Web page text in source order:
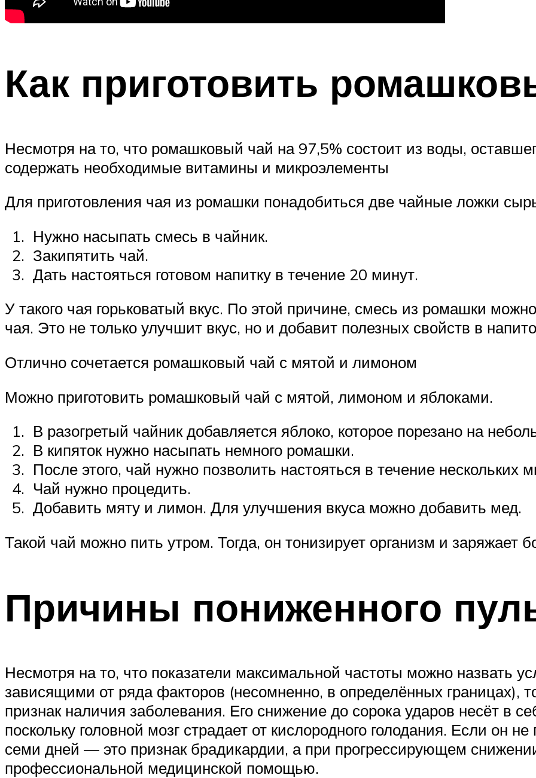
Как приготовить
Несмотря на то, что ромашковый чай на 97,5% состоит из воды,
содержать необходимые витамины и микроэлементы
Для приготовления чая из ромашки понадобиться две чайные ложки
Нужно насыпать смесь в чайник.
Закипятить чай.
Дать настояться готовом напитку в течение 20 минут.
У такого чая горьковатый вкус. По этой причине, смесь из ромашки
чая. Это не только улучшит вкус, но и добавит полезных свойств в
Отлично сочетается ромашковый чай с мятой и лимоном
Можно приготовить ромашковый чай с мятой, лимоном и яблоками.
В разогретый чайник добавляется яблоко, которое порезано на
В кипяток нужно насыпать немного ромашки.
После этого, чай нужно позволить настояться в течение нескольких
Чай нужно процедить.
Добавить мяту и лимон. Для улучшения вкуса можно добавить мед.
Такой чай можно пить утром. Тогда, он тонизирует организм и заряжает
Причины пониженного
Несмотря на то, что показатели максимальной частоты можно назвать
зависящими от ряда факторов (несомненно, в определённых границах),
признак наличия заболевания. Его снижение до сорока ударов несёт в
поскольку головной мозг страдает от кислородного голодания. Если он
семи дней — это признак брадикардии, а при прогрессирующем
профессиональной медицинской помощью.